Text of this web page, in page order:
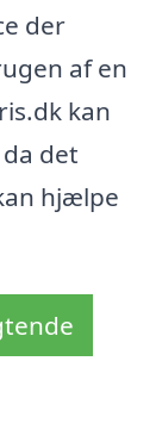
der
af en
kan
det
hjælpe